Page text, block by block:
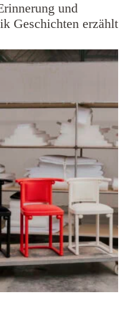
und
Geschichten erzählt